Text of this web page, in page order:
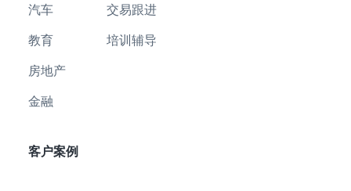
汽车
教育
房地产
金融
交易跟进
培训辅导
客户案例